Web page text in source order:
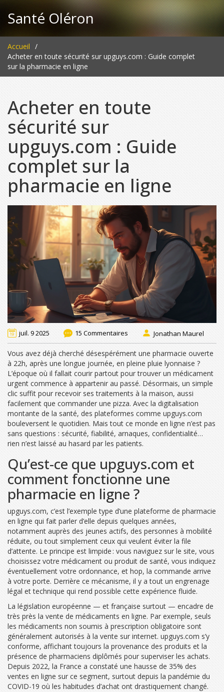
Santé Oléron
Accueil
Acheter en toute sécurité sur upguys.com : Guide complet
sur la pharmacie en ligne
Acheter en toute
sécurité sur
upguys.com : Guide
complet sur la
pharmacie en ligne
juil. 9 2025 15 Commentaires Jonathan Maurel
Vous avez déjà cherché désespérément une pharmacie ouverte
à 22h, après une longue journée, en pleine pluie lyonnaise ?
L’époque où il fallait courir partout pour trouver un médicament
urgent commence à appartenir au passé. Désormais, un simple
clic suffit pour recevoir ses traitements à la maison, aussi
facilement que commander une pizza. Avec la digitalisation
montante de la santé, des plateformes comme upguys.com
bouleversent le quotidien. Mais tout ce monde en ligne n’est pas
sans questions : sécurité, fiabilité, arnaques, confidentialité…
rien n’est laissé au hasard par les patients.
Qu’est-ce que upguys.com et
comment fonctionne une
pharmacie en ligne ?
upguys.com, c’est l’exemple type d’une plateforme de pharmacie
en ligne qui fait parler d’elle depuis quelques années,
notamment auprès des jeunes actifs, des personnes à mobilité
réduite, ou tout simplement ceux qui veulent éviter la file
d’attente. Le principe est limpide : vous naviguez sur le site, vous
choisissez votre médicament ou produit de santé, vous indiquez
éventuellement votre ordonnance, et hop, la commande arrive
à votre porte. Derrière ce mécanisme, il y a tout un engrenage
légal et technique qui rend possible cette expérience fluide.
La législation européenne — et française surtout — encadre de
très près la vente de médicaments en ligne. Par exemple, seuls
les médicaments non soumis à prescription obligatoire sont
généralement autorisés à la vente sur internet. upguys.com s’y
conforme, affichant toujours la provenance des produits et la
présence de pharmaciens diplômés pour superviser les achats.
Depuis 2022, la France a constaté une hausse de 35% des
ventes en ligne sur ce segment, surtout depuis la pandémie du
COVID-19 où les habitudes d’achat ont drastiquement changé.